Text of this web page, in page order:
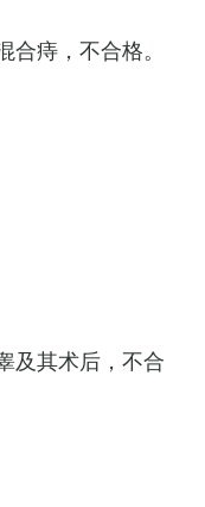
痔，不合格。
及其术后，不合